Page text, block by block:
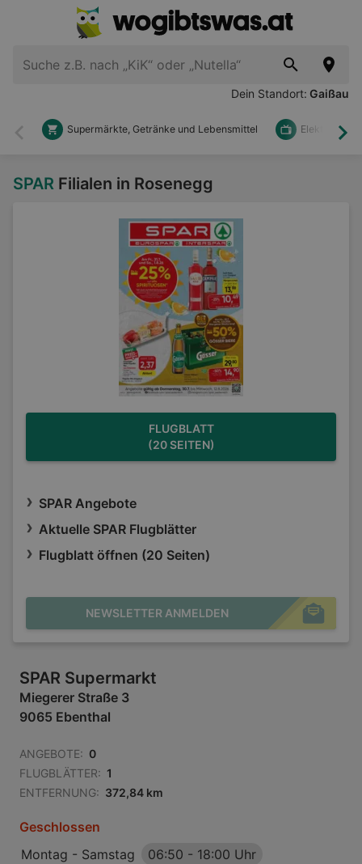
Dein Standort: Gaißau
Zurück
Supermärkte, Getränke und Lebensmittel Elektronik
SPAR Filialen in Rosenegg
FLUGBLATT
(20 SEITEN)
SPAR Angebote
Aktuelle SPAR Flugblätter
Flugblatt öffnen (20 Seiten)
NEWSLETTER ANMELDEN
SPAR Supermarkt
Miegerer Straße 3
9065 Ebenthal
ANGEBOTE: 0
FLUGBLÄTTER: 1
ENTFERNUNG: 372,84 km
Geschlossen
Montag - Samstag
06:50 - 18:00 Uhr